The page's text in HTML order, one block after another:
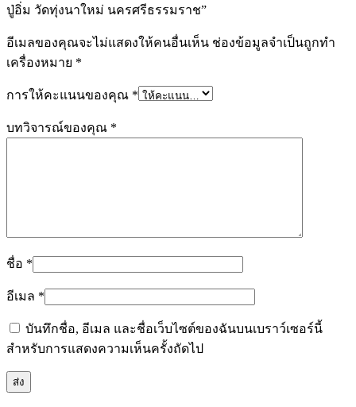
ปู่อิ่ม วัดทุ่งนาใหม่ นครศรีธรรมราช”
อีเมลของคุณจะไม่แสดงให้คนอื่นเห็น ช่องข้อมูลจำเป็นถูกทำ
เครื่องหมาย *
การให้คะแนนของคุณ *
บทวิจารณ์ของคุณ *
ชื่อ *
อีเมล *
บันทึกชื่อ, อีเมล และชื่อเว็บไซต์ของฉันบนเบราว์เซอร์นี้
สำหรับการแสดงความเห็นครั้งถัดไป